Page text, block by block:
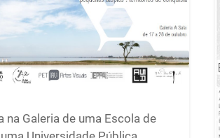
na Galeria de uma Escola de